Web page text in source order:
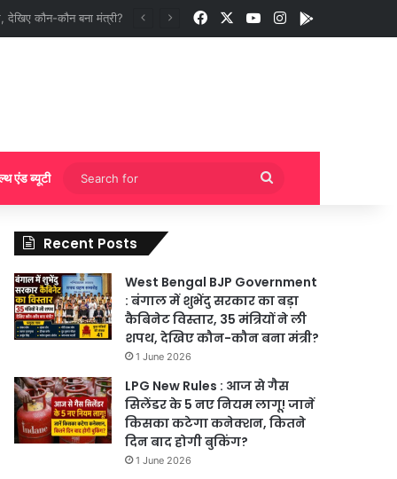
बुकिंग? FacebookYouTubeInstagram
एंड ब्यूटी
Search
for
Recent Posts
West Bengal BJP Government
: बंगाल में शुभेंदु सरकार का बड़ा
कैबिनेट विस्तार, 35 मंत्रियों ने ली
शपथ, देखिए कौन-कौन बना मंत्री?
1 June 2026
LPG New Rules : आज से गैस
सिलेंडर के 5 नए नियम लागू! जानें
किसका कटेगा कनेक्शन, कितने
दिन बाद होगी बुकिंग?
1 June 2026